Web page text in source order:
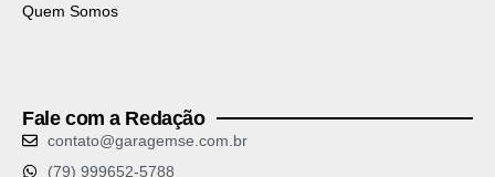
Quem Somos
Fale com a Redação
contato@garagemse.com.br
(79) 999652-5788